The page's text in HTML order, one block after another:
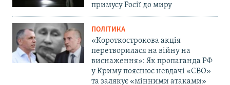
примусу Росії до миру
ПОЛІТИКА
«Короткострокова акція
перетворилася на війну на
виснаження»: Як пропаганда РФ
у Криму пояснює невдачі «СВО»
та залякує «мінними атаками»